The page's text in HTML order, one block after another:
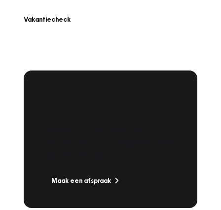
Vakantiecheck
Maak een afspraak